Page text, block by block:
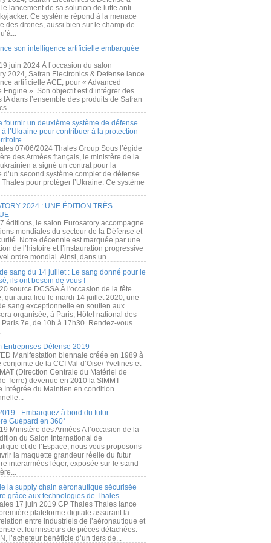
lancement de sa solution de lutte anti-
Ce système répond à la menace
des drones, aussi bien sur le champ de
son intelligence artificielle embarquée
juin 2024 À l’occasion du salon
2024, Safran Electronics & Defense lance
artificielle ACE, pour « Advanced
Engine ». Son objectif est d’intégrer des
IA dans l’ensemble des produits de Safran
fournir un deuxième système de défense
l’Ukraine pour contribuer à la protection
07/06/2024 Thales Group Sous l’égide
des Armées français, le ministère de la
a signé un contrat pour la
d’un second système complet de défense
pour protéger l’Ukraine. Ce système
2024 : UNE ÉDITION TRÈS
éditions, le salon Eurosatory accompagne
mondiales du secteur de la Défense et
Notre décennie est marquée par une
de l’histoire et l’instauration progressive
ordre mondial. Ainsi, dans un...
sang du 14 juillet : Le sang donné pour le
ils ont besoin de vous !
source DCSSA À l'occasion de la fête
qui aura lieu le mardi 14 juillet 2020, une
sang exceptionnelle en soutien aux
organisée, à Paris, Hôtel national des
7e, de 10h à 17h30. Rendez-vous
Entreprises Défense 2019
Manifestation biennale créée en 1989 à
conjointe de la CCI Val-d’Oise/ Yvelines et
(Direction Centrale du Matériel de
Terre) devenue en 2010 la SIMMT
Intégrée du Maintien en condition
- Embarquez à bord du futur
Guépard en 360°
Ministère des Armées A l’occasion de la
du Salon International de
et de l’Espace, nous vous proposons
la maquette grandeur réelle du futur
interarmées léger, exposée sur le stand
la supply chain aéronautique sécurisée
grâce aux technologies de Thales
17 juin 2019 CP Thales Thales lance
plateforme digitale assurant la
entre industriels de l’aéronautique et
et fournisseurs de pièces détachées.
l’acheteur bénéficie d’un tiers de...